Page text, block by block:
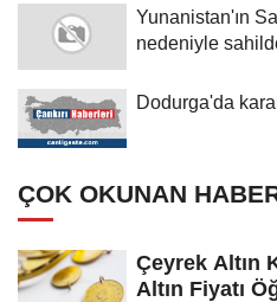
Yunanistan'ın
nedeniyle
Dodurga'da
ÇOK OKUNAN
Çeyrek Altın
Altın Fiyatı